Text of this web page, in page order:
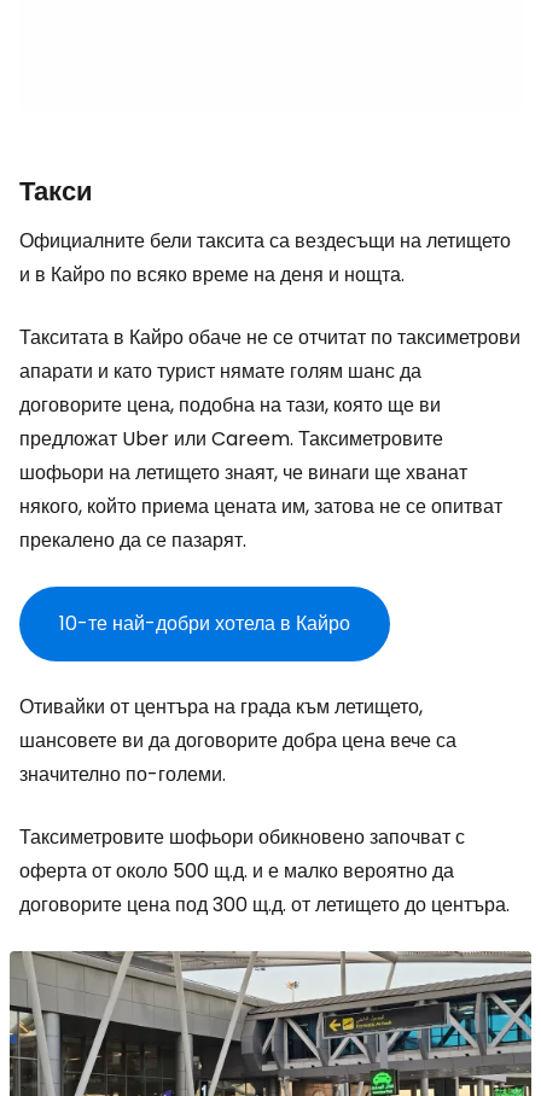
Такси
Официалните бели таксита са вездесъщи на летището
и в Кайро по всяко време на деня и нощта.
Такситата в Кайро обаче не се отчитат по таксиметрови
апарати и като турист нямате голям шанс да
договорите цена, подобна на тази, която ще ви
предложат Uber или Careem. Таксиметровите
шофьори на летището знаят, че винаги ще хванат
някого, който приема цената им, затова не се опитват
прекалено да се пазарят.
10-те най-добри хотела в Кайро
Отивайки от центъра на града към летището,
шансовете ви да договорите добра цена вече са
значително по-големи.
Таксиметровите шофьори обикновено започват с
оферта от около 500 щ.д. и е малко вероятно да
договорите цена под 300 щ.д. от летището до центъра.